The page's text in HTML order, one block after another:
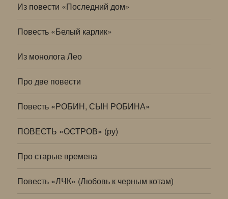
Из повести «Последний дом»
Повесть «Белый карлик»
Из монолога Лео
Про две повести
Повесть «РОБИН, СЫН РОБИНА»
ПОВЕСТЬ «ОСТРОВ» (ру)
Про старые времена
Повесть «ЛЧК» (Любовь к черным котам)